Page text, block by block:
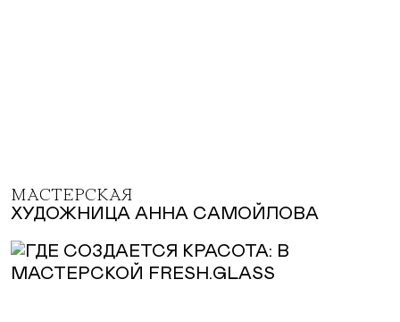
МАСТЕРСКАЯ
ХУДОЖНИЦА АННА САМОЙЛОВА